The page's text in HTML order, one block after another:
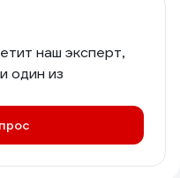
наш эксперт,
один из